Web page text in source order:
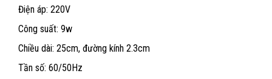
Điện áp: 220V
Công suất: 9w
Chiều dài: 25cm, đường kính 2.3cm
Tần số: 60/50Hz